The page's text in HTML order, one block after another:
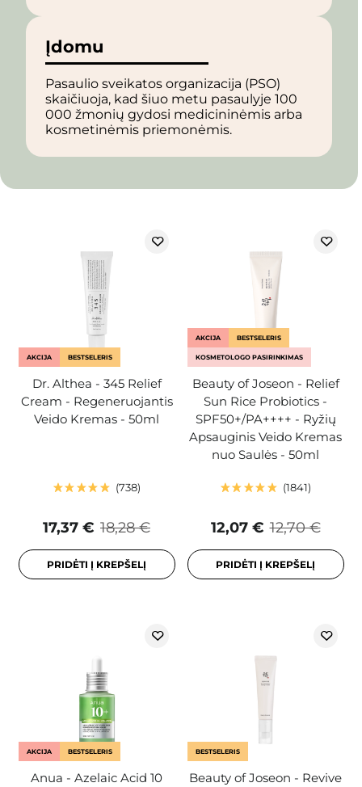
Įdomu
Pasaulio sveikatos organizacija (PSO)
skaičiuoja, kad šiuo metu pasaulyje 100
000 žmonių gydosi medicininėmis arba
kosmetinėmis priemonėmis.
AKCIJA BESTSELERIS
Dr. Althea - 345 Relief
Cream - Regeneruojantis
Veido Kremas - 50ml
738
18,28 €
17,37 €
PRIDĖTI Į KREPŠELĮ
AKCIJA BESTSELERIS
KOSMETOLOGO PASIRINKIMAS
Beauty of Joseon - Relief
Sun Rice Probiotics -
SPF50+/PA++++ - Ryžių
Apsauginis Veido Kremas
nuo Saulės - 50ml
1841
12,70 €
12,07 €
PRIDĖTI Į KREPŠELĮ
AKCIJA BESTSELERIS
Anua - Azelaic Acid 10
BESTSELERIS
Beauty of Joseon - Revive